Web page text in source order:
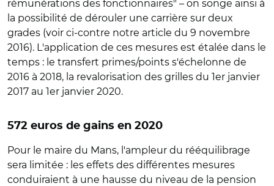
rémunérations des fonctionnaires" – on songe ainsi à
la possibilité de dérouler une carrière sur deux
grades (voir ci-contre notre article du 9 novembre
2016). L'application de ces mesures est étalée dans le
temps : le transfert primes/points s'échelonne de
2016 à 2018, la revalorisation des grilles du 1er janvier
2017 au 1er janvier 2020.
572 euros de gains en 2020
Pour le maire du Mans, l'ampleur du rééquilibrage
sera limitée : les effets des différentes mesures
conduiraient à une hausse du niveau de la pension